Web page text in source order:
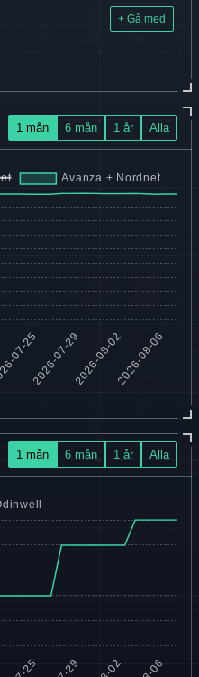
+ Gå med
1 mån 6 mån 1 år Alla
1 mån 6 mån 1 år Alla